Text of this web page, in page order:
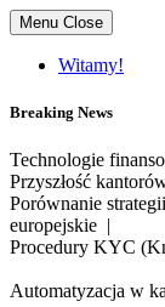
Skip
to
content
Menu Close
Witamy!
Breaking News
Technologie
Przyszłość
Porównanie
europejskie |
Procedury KYC
Automatyzacja w